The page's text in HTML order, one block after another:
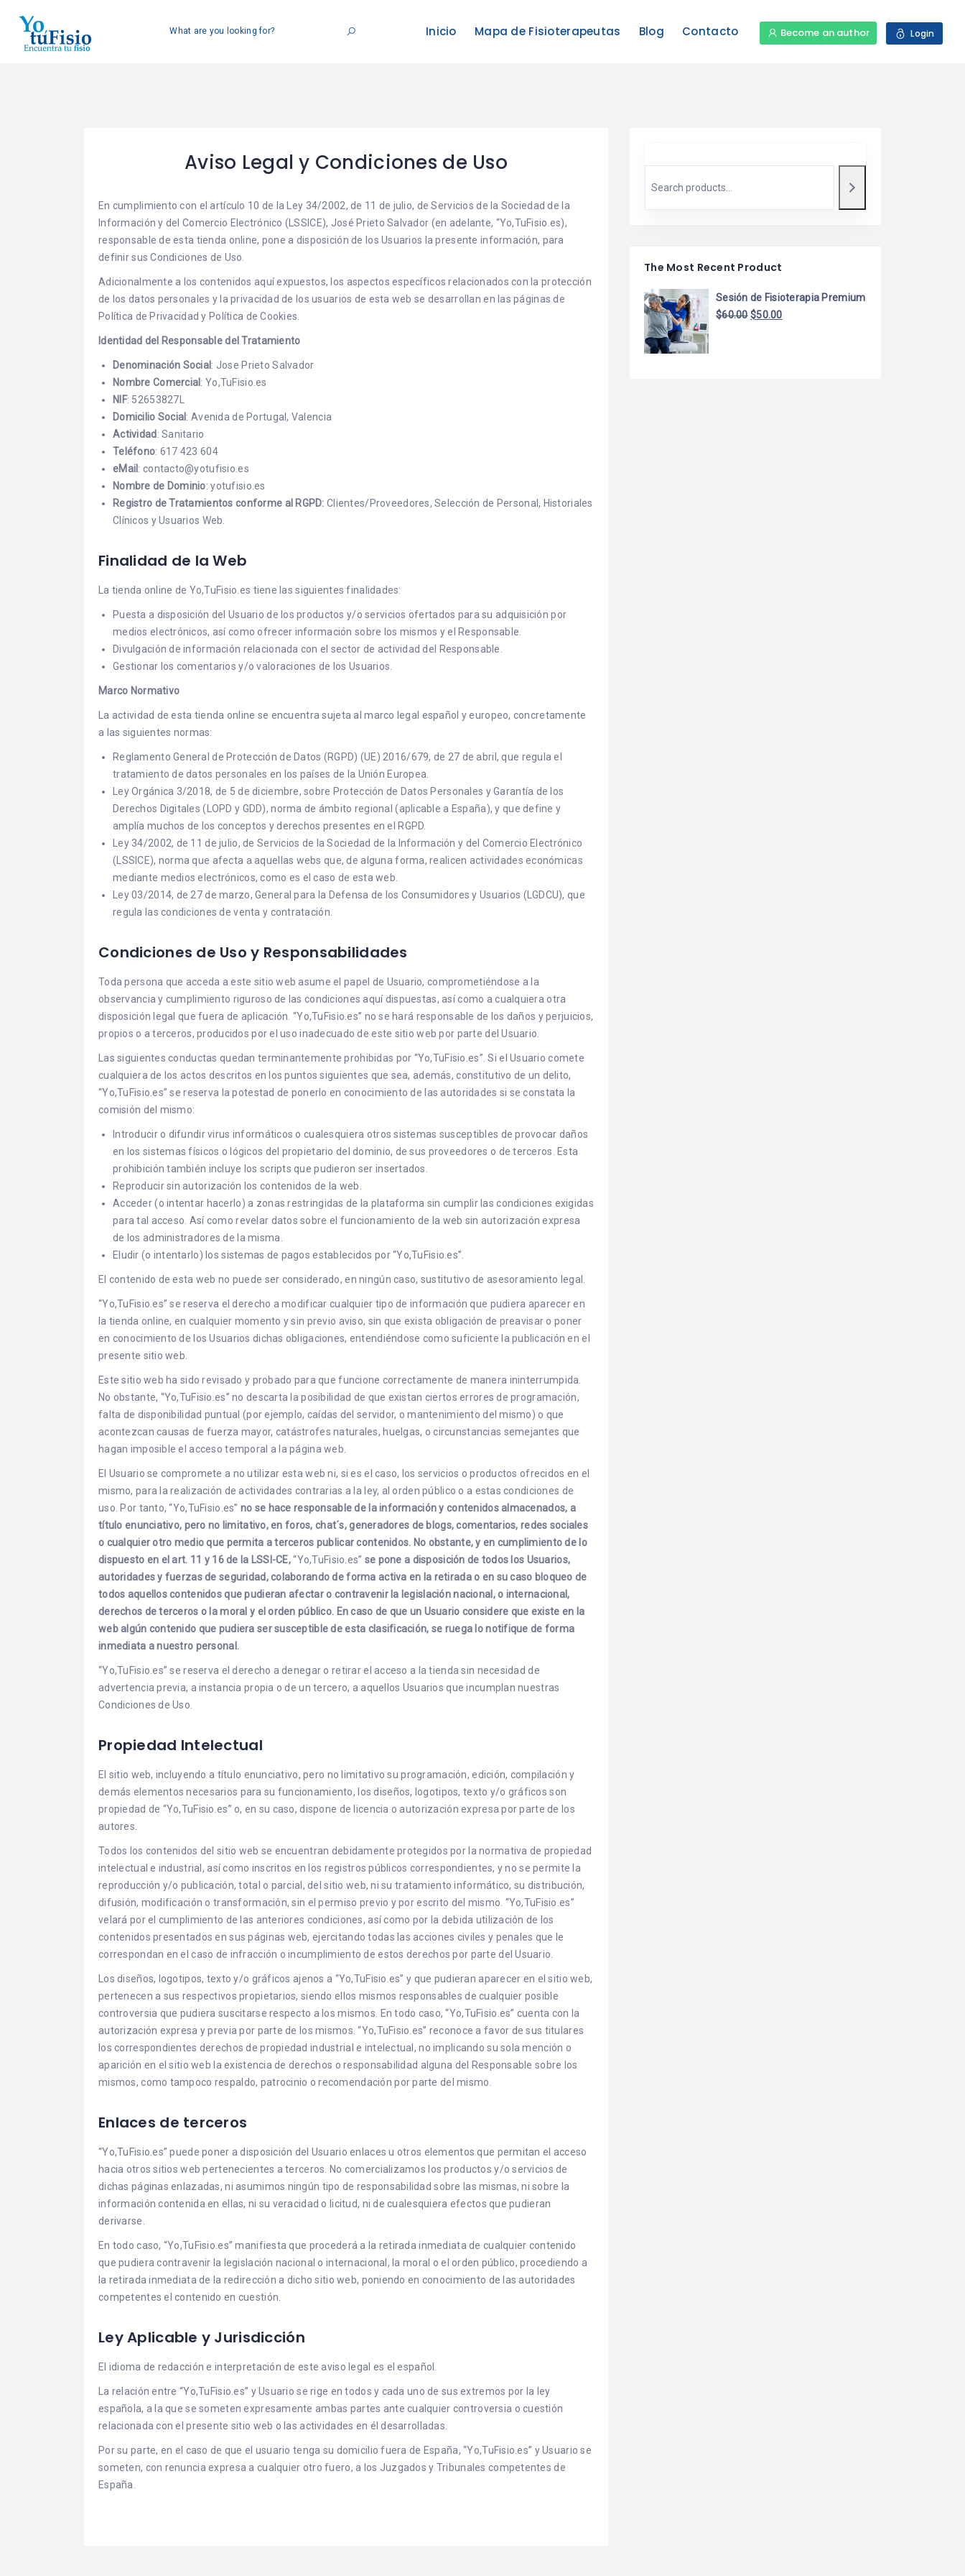
What are you looking for? Inicio Mapa de Fisioterapeutas Blog Contacto Become an author Login
Aviso Legal y Condiciones de Uso
En cumplimiento con el artículo 10 de la Ley 34/2002, de 11 de julio, de Servicios de la Sociedad de la
Información y del Comercio Electrónico (LSSICE), José Prieto Salvador (en adelante, “Yo,TuFisio.es),
responsable de esta tienda online, pone a disposición de los Usuarios la presente información, para
definir sus Condiciones de Uso.
Adicionalmente a los contenidos aquí expuestos, los aspectos específicos relacionados con la protección
de los datos personales y la privacidad de los usuarios de esta web se desarrollan en las páginas de
Política de Privacidad y Política de Cookies.
Identidad del Responsable del Tratamiento
Denominación Social : Jose Prieto Salvador
Nombre Comercial : Yo,TuFisio.es
NIF: 52653827L
Domicilio Social : Avenida de Portugal, Valencia
Actividad: Sanitario
Teléfono: 617 423 604
eMail : contacto@yotufisio.es
Nombre de Dominio:yotufisio.es
Registro de Tratamientos conforme al RGPD: Clientes/Proveedores, Selección de Personal, Historiales
Clínicos y Usuarios Web.
Finalidad de la Web
La tienda online de Yo,TuFisio.es tiene las siguientes finalidades:
Puesta a disposición del Usuario de los productos y/o servicios ofertados para su adquisición por
medios electrónicos, así como ofrecer información sobre los mismos y el Responsable.
Divulgación de información relacionada con el sector de actividad del Responsable.
Gestionar los comentarios y/o valoraciones de los Usuarios.
Marco Normativo
La actividad de esta tienda online se encuentra sujeta al marco legal español y europeo, concretamente
a las siguientes normas:
Reglamento General de Protección de Datos (RGPD) (UE) 2016/679, de 27 de abril, que regula el
tratamiento de datos personales en los países de la Unión Europea.
Ley Orgánica 3/2018, de 5 de diciembre, sobre Protección de Datos Personales y Garantía de los
Derechos Digitales (LOPD y GDD), norma de ámbito regional (aplicable a España), y que define y
amplía muchos de los conceptos y derechos presentes en el RGPD.
Ley 34/2002, de 11 de julio, de Servicios de la Sociedad de la Información y del Comercio Electrónico
(LSSICE), norma que afecta a aquellas webs que, de alguna forma, realicen actividades económicas
mediante medios electrónicos, como es el caso de esta web.
Ley 03/2014, de 27 de marzo, General para la Defensa de los Consumidores y Usuarios (LGDCU), que
regula las condiciones de venta y contratación.
Condiciones de Uso y Responsabilidades
Toda persona que acceda a este sitio web asume el papel de Usuario, comprometiéndose a la
observancia y cumplimiento riguroso de las condiciones aquí dispuestas, así como a cualquiera otra
disposición legal que fuera de aplicación. “Yo,TuFisio.es” no se hará responsable de los daños y perjuicios,
propios o a terceros, producidos por el uso inadecuado de este sitio web por parte del Usuario.
Las siguientes conductas quedan terminantemente prohibidas por “Yo,TuFisio.es”. Si el Usuario comete
cualquiera de los actos descritos en los puntos siguientes que sea, además, constitutivo de un delito,
“Yo,TuFisio.es” se reserva la potestad de ponerlo en conocimiento de las autoridades si se constata la
comisión del mismo:
Introducir o difundir virus informáticos o cualesquiera otros sistemas susceptibles de provocar daños
en los sistemas físicos o lógicos del propietario del dominio, de sus proveedores o de terceros. Esta
prohibición también incluye los scripts que pudieron ser insertados.
Reproducir sin autorización los contenidos de la web.
Acceder (o intentar hacerlo) a zonas restringidas de la plataforma sin cumplir las condiciones exigidas
para tal acceso. Así como revelar datos sobre el funcionamiento de la web sin autorización expresa
de los administradores de la misma.
Eludir (o intentarlo) los sistemas de pagos establecidos por “Yo,TuFisio.es”.
El contenido de esta web no puede ser considerado, en ningún caso, sustitutivo de asesoramiento legal.
“Yo,TuFisio.es” se reserva el derecho a modificar cualquier tipo de información que pudiera aparecer en
la tienda online, en cualquier momento y sin previo aviso, sin que exista obligación de preavisar o poner
en conocimiento de los Usuarios dichas obligaciones, entendiéndose como suficiente la publicación en el
presente sitio web.
Este sitio web ha sido revisado y probado para que funcione correctamente de manera ininterrumpida.
No obstante, “Yo,TuFisio.es” no descarta la posibilidad de que existan ciertos errores de programación,
falta de disponibilidad puntual (por ejemplo, caídas del servidor, o mantenimiento del mismo) o que
acontezcan causas de fuerza mayor, catástrofes naturales, huelgas, o circunstancias semejantes que
hagan imposible el acceso temporal a la página web.
El Usuario se compromete a no utilizar esta web ni, si es el caso, los servicios o productos ofrecidos en el
mismo, para la realización de actividades contrarias a la ley, al orden público o a estas condiciones de
uso. Por tanto, “Yo,TuFisio.es” no se hace responsable de la información y contenidos almacenados, a
título enunciativo, pero no limitativo, en foros, chat´s, generadores de blogs, comentarios, redes sociales
o cualquier otro medio que permita a terceros publicar contenidos. No obstante, y en cumplimiento de lo
dispuesto en el art. 11 y 16 de la LSSI-CE,“Yo,TuFisio.es” se pone a disposición de todos los Usuarios,
autoridades y fuerzas de seguridad, colaborando de forma activa en la retirada o en su caso bloqueo de
todos aquellos contenidos que pudieran afectar o contravenir la legislación nacional, o internacional,
derechos de terceros o la moral y el orden público. En caso de que un Usuario considere que existe en la
web algún contenido que pudiera ser susceptible de esta clasificación, se ruega lo notifique de forma
inmediata a nuestro personal.
“Yo,TuFisio.es” se reserva el derecho a denegar o retirar el acceso a la tienda sin necesidad de
advertencia previa, a instancia propia o de un tercero, a aquellos Usuarios que incumplan nuestras
Condiciones de Uso.
Propiedad Intelectual
El sitio web, incluyendo a título enunciativo, pero no limitativo su programación, edición, compilación y
demás elementos necesarios para su funcionamiento, los diseños, logotipos, texto y/o gráficos son
propiedad de “Yo,TuFisio.es” o, en su caso, dispone de licencia o autorización expresa por parte de los
autores.
Todos los contenidos del sitio web se encuentran debidamente protegidos por la normativa de propiedad
intelectual e industrial, así como inscritos en los registros públicos correspondientes, y no se permite la
reproducción y/o publicación, total o parcial, del sitio web, ni su tratamiento informático, su distribución,
difusión, modificación o transformación, sin el permiso previo y por escrito del mismo. “Yo,TuFisio.es”
velará por el cumplimiento de las anteriores condiciones, así como por la debida utilización de los
contenidos presentados en sus páginas web, ejercitando todas las acciones civiles y penales que le
correspondan en el caso de infracción o incumplimiento de estos derechos por parte del Usuario.
Los diseños, logotipos, texto y/o gráficos ajenos a “Yo,TuFisio.es” y que pudieran aparecer en el sitio web,
pertenecen a sus respectivos propietarios, siendo ellos mismos responsables de cualquier posible
controversia que pudiera suscitarse respecto a los mismos. En todo caso, “Yo,TuFisio.es” cuenta con la
autorización expresa y previa por parte de los mismos. “Yo,TuFisio.es” reconoce a favor de sus titulares
los correspondientes derechos de propiedad industrial e intelectual, no implicando su sola mención o
aparición en el sitio web la existencia de derechos o responsabilidad alguna del Responsable sobre los
mismos, como tampoco respaldo, patrocinio o recomendación por parte del mismo.
Enlaces de terceros
“Yo,TuFisio.es” puede poner a disposición del Usuario enlaces u otros elementos que permitan el acceso
hacia otros sitios web pertenecientes a terceros. No comercializamos los productos y/o servicios de
dichas páginas enlazadas, ni asumimos ningún tipo de responsabilidad sobre las mismas, ni sobre la
información contenida en ellas, ni su veracidad o licitud, ni de cualesquiera efectos que pudieran
derivarse.
En todo caso, “Yo,TuFisio.es” manifiesta que procederá a la retirada inmediata de cualquier contenido
que pudiera contravenir la legislación nacional o internacional, la moral o el orden público, procediendo a
la retirada inmediata de la redirección a dicho sitio web, poniendo en conocimiento de las autoridades
competentes el contenido en cuestión.
Ley Aplicable y Jurisdicción
El idioma de redacción e interpretación de este aviso legal es el español.
La relación entre “Yo,TuFisio.es” y Usuario se rige en todos y cada uno de sus extremos por la ley
española, a la que se someten expresamente ambas partes ante cualquier controversia o cuestión
relacionada con el presente sitio web o las actividades en él desarrolladas.
Por su parte, en el caso de que el usuario tenga su domicilio fuera de España, “Yo,TuFisio.es” y Usuario se
someten, con renuncia expresa a cualquier otro fuero, a los Juzgados y Tribunales competentes de
España.
The Most Recent Product
Sesión de Fisioterapia Premium
$60.00 $50.00